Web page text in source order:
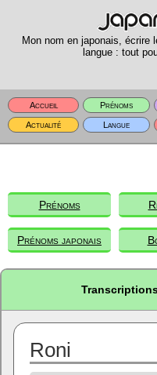
Mon nom en japonais, écrire
langue : tout
Accueil Prénoms
Actualité
Langue
Prénoms
Prénoms japonais
Roni